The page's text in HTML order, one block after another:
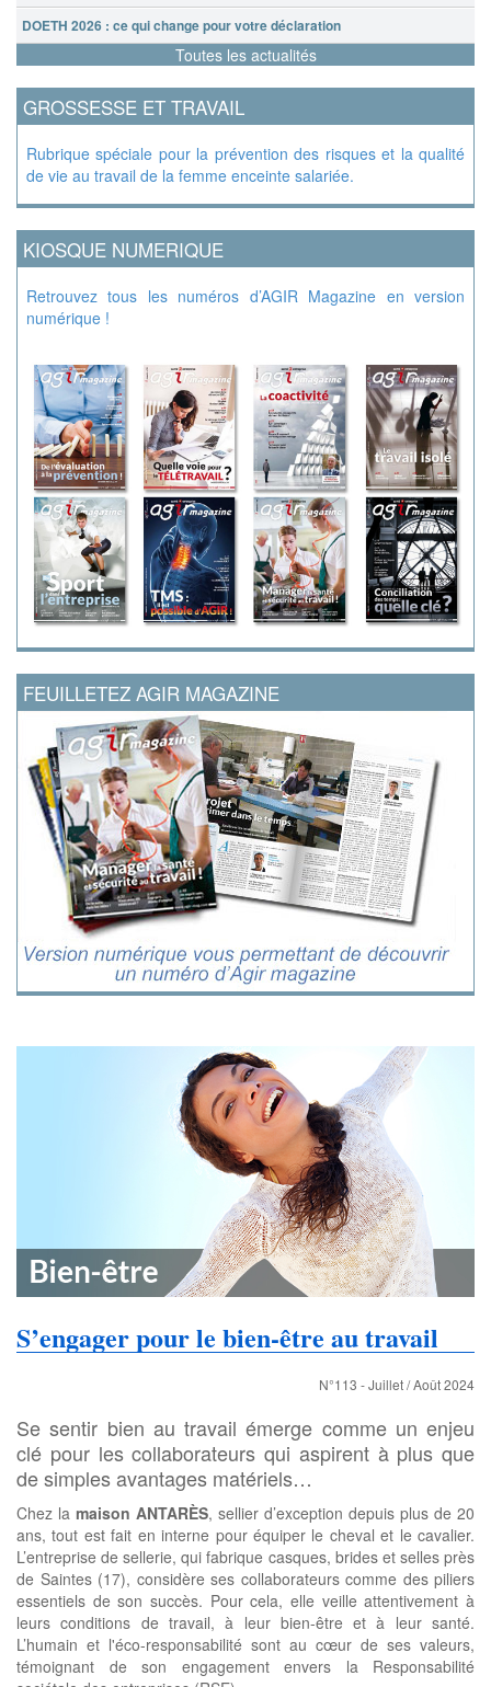
DOETH 2026 : ce qui change pour votre déclaration
Toutes les actualités
GROSSESSE ET TRAVAIL
Rubrique spéciale pour la prévention des risques et la qualité
de vie au travail de la femme enceinte salariée.
KIOSQUE NUMERIQUE
Retrouvez tous les numéros d’AGIR Magazine en version
numérique !
FEUILLETEZ AGIR MAGAZINE
S’engager pour le bien-être au travail
N°113 - Juillet / Août 2024
Se sentir bien au travail émerge comme un enjeu
clé pour les collaborateurs qui aspirent à plus que
de simples avantages matériels…
Chez la maison ANTARÈS, sellier d’exception depuis plus de 20
ans, tout est fait en interne pour équiper le cheval et le cavalier.
L’entreprise de sellerie, qui fabrique casques, brides et selles près
de Saintes (17), considère ses collaborateurs comme des piliers
essentiels de son succès. Pour cela, elle veille attentivement à
leurs conditions de travail, à leur bien-être et à leur santé.
L’humain et l'éco-responsabilité sont au cœur de ses valeurs,
témoignant de son engagement envers la Responsabilité